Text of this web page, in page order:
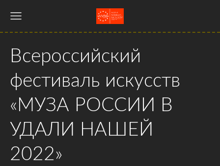
Всероссийский
фестиваль искусств
«МУЗА РОССИИ В
УДАЛИ НАШЕЙ
2022»